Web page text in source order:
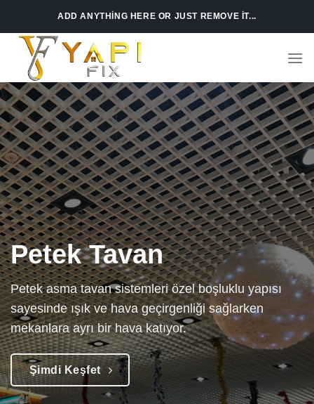
content
ADD ANYTHING HERE OR JUST REMOVE IT...
Petek Tavan
Petek asma tavan sistemleri özel boşluklu yapısı
sayesinde ışık ve hava geçirgenliği sağlarken
mekanlara ayrı bir hava katıyor.
Şimdi Keşfet